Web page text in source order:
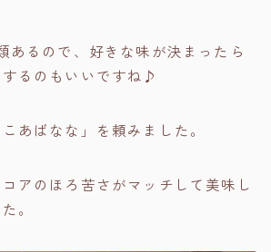
あるので、好きな味が決まったら
るのもいいですね♪
あばなな」を頼みました。
アのほろ苦さがマッチして美味し
。